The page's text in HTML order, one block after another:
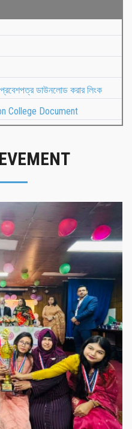
প্রবেশপত্র ডাউনলোড করার লিংক
College Document
মুহূর্ত
মুহূর্ত